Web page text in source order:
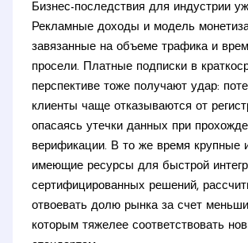
Бизнес-последствия для индустрии
Рекламные доходы и модель
завязанные на объеме трафика и
просели. Платные подписки в
перспективе тоже получают удар:
клиенты чаще отказываются от
опасаясь утечки данных при
верификации. В то же время крупные
имеющие ресурсы для быстрой
сертифицированных решений,
отвоевать долю рынка за счет
которым тяжелее соответствовать